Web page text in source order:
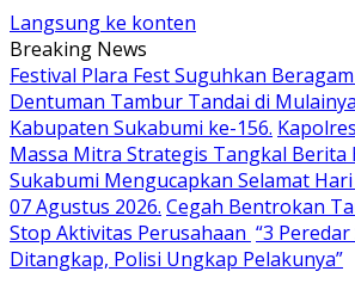
Langsung ke konten
Breaking News
Festival Plara Fest Suguhkan
Dentuman Tambur Tandai di
Kabupaten Sukabumi ke-156.
Massa Mitra Strategis Tangkal Berita
Sukabumi Mengucapkan Selamat
07 Agustus 2026. Cegah Bentrokan
Stop Aktivitas Perusahaan “3
Ditangkap, Polisi Ungkap Pelakunya”